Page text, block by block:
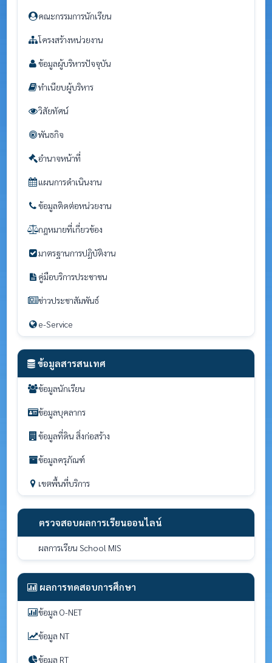
คณะกรรมการนักเรียน
โครงสร้างหน่วยงาน
ข้อมูลผู้บริหารปัจจุบัน
ทำเนียบผู้บริหาร
วิสัยทัศน์
พันธกิจ
อำนาจหน้าที่
แผนการดำเนินงาน
ข้อมูลติดต่อหน่วยงาน
กฎหมายที่เกี่ยวข้อง
มาตรฐานการปฏิบัติงาน
คู่มือบริการประชาชน
ข่าวประชาสัมพันธ์
e-Service
ข้อมูลสารสนเทศ
ข้อมูลนักเรียน
ข้อมูลบุคลากร
ข้อมูลที่ดิน สิ่งก่อสร้าง
ข้อมูลครุภัณฑ์
เขตพื้นที่บริการ
ตรวจสอบผลการเรียนออนไลน์
ผลการเรียน School MIS
ผลการทดสอบการศึกษา
ข้อมูล O-NET
ข้อมูล NT
ข้อมูล RT